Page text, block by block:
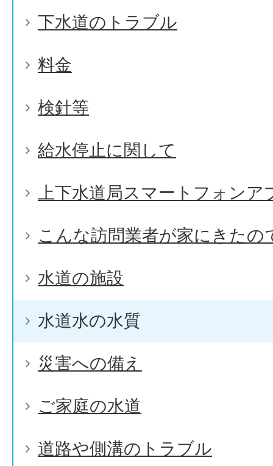
下水道のトラブル
料金
検針等
給水停止に関して
上下水道局スマートフォン
こんな訪問業者が家にきたの
水道の施設
水道水の水質
災害への備え
ご家庭の水道
道路や側溝のトラブル